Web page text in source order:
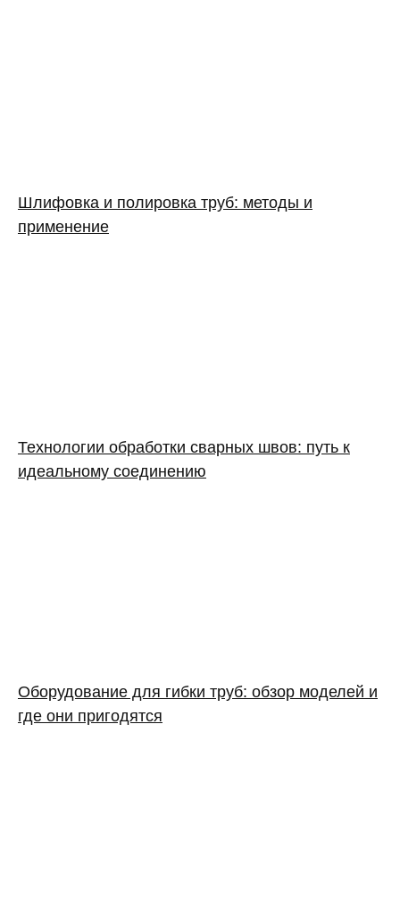
Шлифовка и полировка труб: методы и
применение
Технологии обработки сварных швов: путь к
идеальному соединению
Оборудование для гибки труб: обзор моделей и
где они пригодятся